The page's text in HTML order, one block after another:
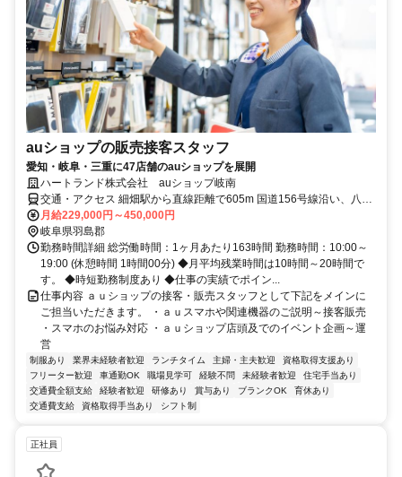
auショップの販売接客スタッフ
愛知・岐阜・三重に47店舗のauショップを展開
ハートランド株式会社 auショップ岐南
交通・アクセス 細畑駅から直線距離で605m 国道156号線沿い、八剣
北1交差点角
月給229,000円～450,000円
岐阜県羽島郡
勤務時間詳細 総労働時間：1ヶ月あたり163時間 勤務時間：10:00～
19:00 (休憩時間 1時間00分) ◆月平均残業時間は10時間～20時間で
す。 ◆時短勤務制度あり ◆仕事の実績でポイン...
仕事内容 ａｕショップの接客・販売スタッフとして下記をメインに
ご担当いただきます。 ・ａｕスマホや関連機器のご説明～接客販売
・スマホのお悩み対応 ・ａｕショップ店頭及でのイベント企画～運
営
制服あり 業界未経験者歓迎 ランチタイム 主婦・主夫歓迎
資格取得支援あり
フリーター歓迎
車通勤OK 職場見学可 経験不問 未経験者歓迎
住宅手当あり
交通費全額支給
経験者歓迎 研修あり 賞与あり ブランクOK
育休あり
交通費支給
資格取得手当あり シフト制
正社員